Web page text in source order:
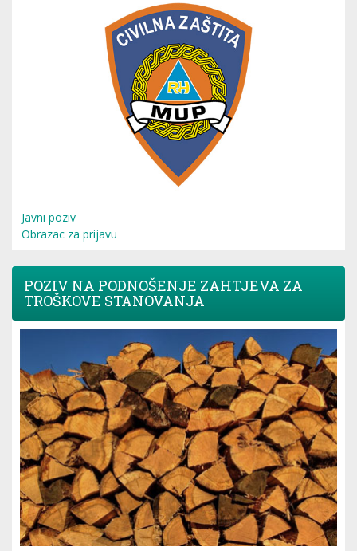
Javni poziv
Obrazac za prijavu
POZIV NA PODNOŠENJE ZAHTJEVA ZA
TROŠKOVE STANOVANJA